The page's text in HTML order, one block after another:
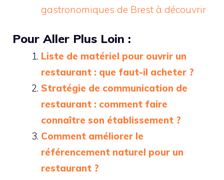
gastronomiques de Brest à découvrir
Pour Aller Plus Loin :
Liste de matériel pour ouvrir un
restaurant : que faut-il acheter ?
Stratégie de communication de
restaurant : comment faire
connaître son établissement ?
Comment améliorer le
référencement naturel pour un
restaurant ?